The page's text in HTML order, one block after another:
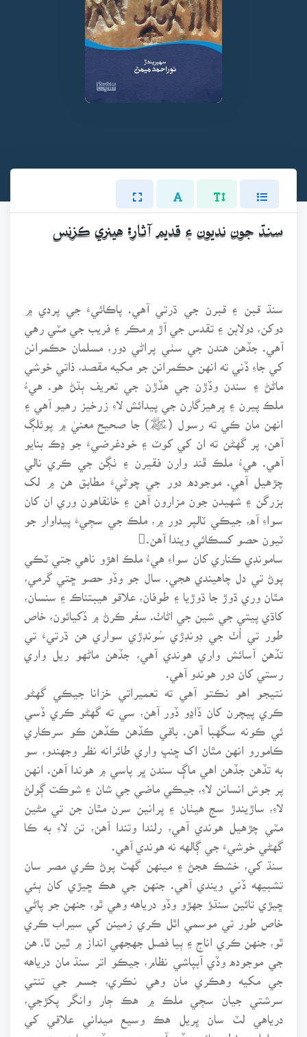
سنڌ جون نديون ۽ قديم آثار: هينري ڪزنس
سنڌ قبن ۽ قبرن جي ڌرتي آهي. پاڪائيءَ جي پردي ۾
دوکن، دولابن ۽ تقدس جي آڙ ۾مڪر ۽ فريب جي مٽي رهي
آهي. جڏهن هندن جي سٺي پراڻي دور، مسلمان حڪمرانن
کي جاءِ ڏني ته انهن حڪمرانن جو مکيه مقصد، ذاتي خوشي
ماڻڻ ۽ سندن وڏڙن جي هڏڙن جي تعريف ٻڌڻ هو. هيءُ
ملڪ پيرن ۽ پرهيزگارن جي پيدائش لاءِ زرخيز رهيو آهي ۽
انهن مان ڪي ته رسول (ﷺ) جا صحيح معنيٰ ۾ پوئلڳ
آهن، پر گهڻن ته ان کي کوٽ ۽ خودغرضيءَ جو ڍڪ بنايو
آهي. هيءُ ملڪ ڦند وارن فقيرن ۽ ٺڳن جي ڪري نالي
چڙهيل آهي. موجوده دور جي چوڻيءَ مطابق هن ۾ لک
بزرگن ۽ شهيدن جون مزارون آهن ۽ خانقاهون وري ان کان
سواءِ آه، جيڪي ٽالپر دور ۾، ملڪ جي سڄيءَ پيداوار جو
ٽيون حصو کسڪائي ويندا آهن.
سامونڊي ڪناري کان سواءِ هيءُ ملڪ اهڙو ناهي جتي ٽڪي
پوڻ تي دل چاهيندي هجي. سال جو وڏو حصو ڇتي گرمي،
مٿان وري ڌوڙ جا ڌوڙيا ۽ طوفان، علاقو هيبتناڪ ۽ سنسان،
کاڌي پيتي جي شين جي اڻاٺ. سفر ڪرڻ ۾ ڏکيائون، خاص
طور تي اُٺ جي ڊونڊڙي سُونڊڙي سواري هن ڌرتيءَ تي
تڏهن آسائش واري هوندي آهي، جڏهن ماڻهو ريل واري
رستي کان دور هوندو آهي.
نتيجو اهو نڪتو آهي ته تعميراتي خزانا جيڪي گهڻو
ڪري پيچرن کان ڏاڍو ڏور آهن، سي ته گهڻو ڪري ڏسي
ئي ڪونه سگهبا آهن. باقي ڪڏهن ڪڏهن ڪو سرڪاري
ڪامورو انهن مٿان اک ڇنڀ واري طائرانه نظر وجهندو، سو
به تڏهن جڏهن اهي ماڳ سندن ڀر پاسي ۾ هوندا آهن. انهن
پر جوش انسانن لاءِ، جيڪي ماضي جي شان ۽ شوڪت ڳولڻ
لاءِ، ساڙيندڙ سج هيٺان ۽ پرانين سرن مٿان جن تي مڻين
مٽي چڙهيل هوندي آهي، رلندا وتندا آهن، تن لاءِ به ڪا
گهڻي خوشيءَ جي ڳالهه نه هوندي آهي.
سنڌ کي، خشڪ هجڻ ۽ مينهن گهٽ پوڻ ڪري مصر سان
تشبيهه ڏني ويندي آهي. جنهن جي هڪ ڇيڙي کان ٻئي
ڇيڙي تائين سنڌؤ جهڙو وڏو درياهه وهي ٿو، جنهن جو پاڻي
خاص طور تي موسمي اٿل ڪري زمينن کي سيراب ڪري
ٿو، جنهن ڪري اناج ۽ ٻيا فصل جهجهي انداز ۾ ٿين ٿا. هن
جي موجوده وڏي آبپاشي نظام، جيڪو اتر سنڌ مان درياهه
جي مکيه وهڪري مان وهي نڪري، جسم جي تنتي
سرشتي جيان سڄي ملڪ ۾ هڪ ڄار وانگر پکڙجي،
درياهي لٽ سان ڀريل هڪ وسيع ميداني علاقي کي
پيداواري خطو بنائي ڇڏيو آهي. پر هي وڏو درياهه، جنهن ۾